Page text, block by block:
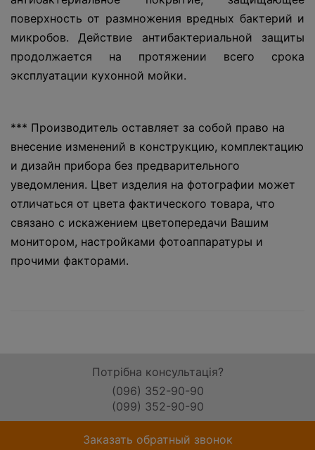
поверхность от размножения вредных бактерий и
микробов. Действие антибактериальной защиты
продолжается на протяжении всего срока
эксплуатации кухонной мойки.
*** Производитель оставляет за собой право на
внесение изменений в конструкцию, комплектацию
и дизайн прибора без предварительного
уведомления. Цвет изделия на фотографии может
отличаться от цвета фактического товара, что
связано с искажением цветопередачи Вашим
монитором, настройками фотоаппаратуры и
прочими факторами.
Потрібна консультація?
(096) 352-90-90
(099) 352-90-90
Заказать обратный звонок